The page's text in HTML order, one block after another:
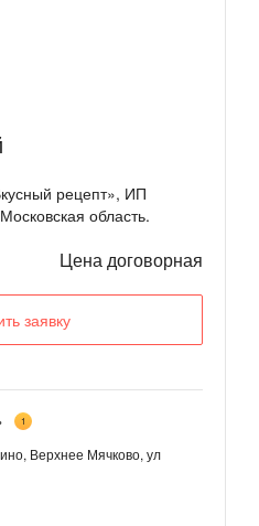
рецепт», ИП
область.
Цена договорная
заявку
1
Верхнее Мячково, ул